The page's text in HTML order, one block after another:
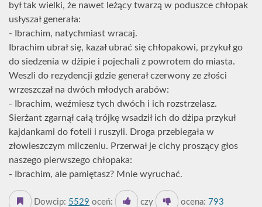
był tak wielki, że nawet leżący twarzą w poduszce chłopak
usłyszał generała:
- Ibrachim, natychmiast wracaj.
Ibrachim ubrał się, kazał ubrać się chłopakowi, przykuł go
do siedzenia w dżipie i pojechali z powrotem do miasta.
Weszli do rezydencji gdzie generał czerwony ze złości
wrzeszczał na dwóch młodych arabów:
- Ibrachim, weźmiesz tych dwóch i ich rozstrzelasz.
Sierżant zgarnął całą trójkę wsadził ich do dżipa przykuł
kajdankami do foteli i ruszyli. Droga przebiegała w
złowieszczym milczeniu. Przerwał je cichy proszący głos
naszego pierwszego chłopaka:
- Ibrachim, ale pamiętasz? Mnie wyruchać.
Dowcip: 5529 oceń: czy ocena: 793